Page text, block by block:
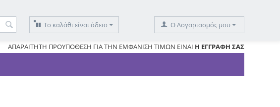
Το καλάθι είναι άδειο O Λογαριασμός μου
ΑΠΑΡΑΙΤΗΤΗ ΠΡΟΥΠΟΘΕΣΗ ΓΙΑ ΤΗΝ ΕΜΦΑΝΙΣΗ ΤΙΜΩΝ ΕΙΝΑΙ Η ΕΓΓΡΑΦΗ ΣΑΣ